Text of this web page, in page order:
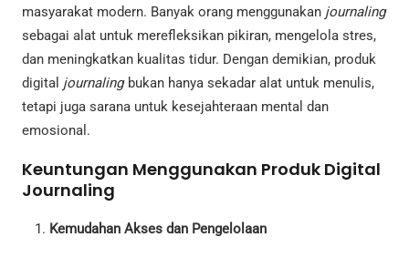
masyarakat modern. Banyak orang menggunakan journaling
sebagai alat untuk merefleksikan pikiran, mengelola stres,
dan meningkatkan kualitas tidur. Dengan demikian, produk
digital journalingbukan hanya sekadar alat untuk menulis,
tetapi juga sarana untuk kesejahteraan mental dan
emosional.
Keuntungan Menggunakan Produk Digital
Journaling
Kemudahan Akses dan Pengelolaan